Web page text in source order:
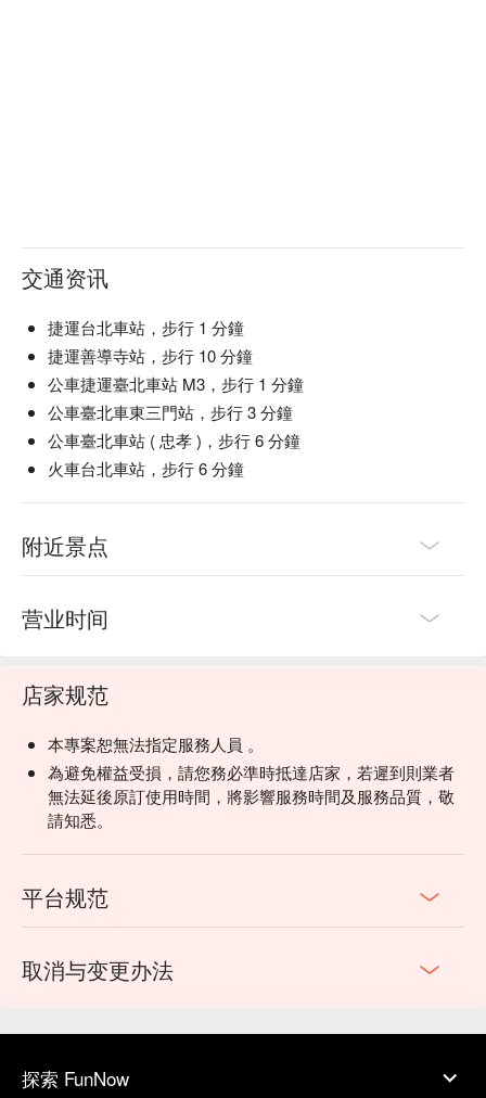
交通资讯
捷運台北車站，步行 1 分鐘
捷運善導寺站，步行 10 分鐘
公車捷運臺北車站 M3，步行 1 分鐘
公車臺北車東三門站，步行 3 分鐘
公車臺北車站 ( 忠孝 )，步行 6 分鐘
火車台北車站，步行 6 分鐘
附近景点
营业时间
店家规范
本專案恕無法指定服務人員 。
為避免權益受損，請您務必準時抵達店家，若遲到則業者
無法延後原訂使用時間，將影響服務時間及服務品質，敬
請知悉。
平台规范
取消与变更办法
探索 FunNow